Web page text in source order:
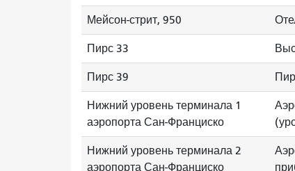
Мейсон-стрит, 950
Пирс 33
Пирс 39
Нижний уровень терминала 1
аэропорта Сан-Франциско
Нижний уровень терминала 2
аэропорта Сан-Франциско